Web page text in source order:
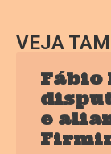
VEJA
Fábio
e